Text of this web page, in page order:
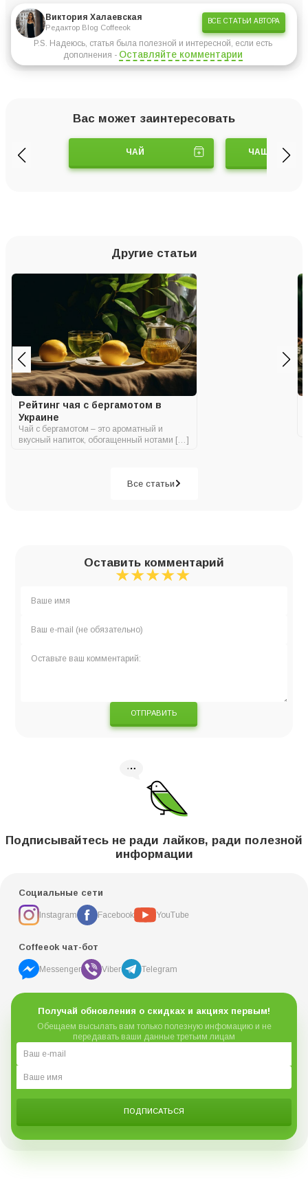
Виктория Халаевская
Редактор Blog Coffeeok
ВСЕ СТАТЬИ АВТОРА
P.S. Надеюсь, статья была полезной и интересной, если есть
дополнения - Оставляйте комментарии
Вас может заинтересовать
ЧАЙ ЧАШКИ И
Другие статьи
Рейтинг чая с бергамотом в
Украине
Чай с бергамотом – это ароматный и
вкусный напиток, обогащенный нотами […]
Все статьи
Оставить комментарий
★
★★
★★★
★★★★
★★★★★
ОТПРАВИТЬ
Подписывайтесь не ради лайков, ради полезной
информации
Социальные сети
Instagram Facebook YouTube
Coffeeok чат-бот
Messenger Viber Telegram
Получай обновления о скидках и акциях первым!
Обещаем высылать вам только полезную инфомацию и не
передавать ваши данные третьим лицам
ПОДПИСАТЬСЯ